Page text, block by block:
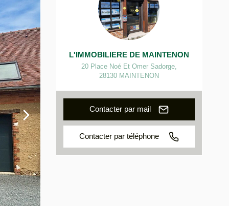
L'IMMOBILIERE DE MAINTENON
20 Place Noé Et Omer Sadorge,
28130 MAINTENON
Contacter par mail
Contacter par téléphone